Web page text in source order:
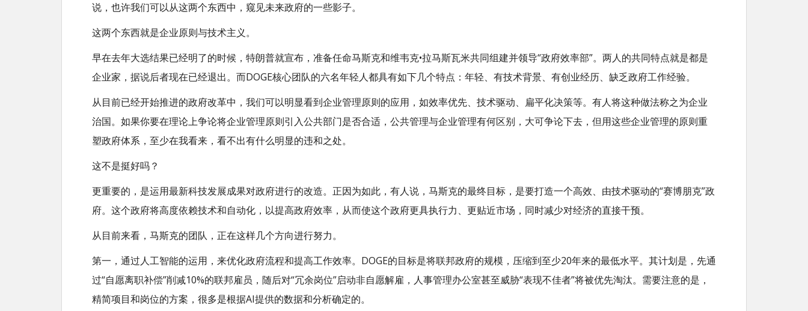
说，也许我们可以从这两个东西中，窥见未来政府的一些影子。
这两个东西就是企业原则与技术主义。
早在去年大选结果已经明了的时候，特朗普就宣布，准备任命马斯克和维韦克•拉马斯瓦米共同组建并领导“政府效率部”。两人的共同特点就是都是
企业家，据说后者现在已经退出。而DOGE核心团队的六名年轻人都具有如下几个特点：年轻、有技术背景、有创业经历、缺乏政府工作经验。
从目前已经开始推进的政府改革中，我们可以明显看到企业管理原则的应用，如效率优先、技术驱动、扁平化决策等。有人将这种做法称之为企业
治国。如果你要在理论上争论将企业管理原则引入公共部门是否合适，公共管理与企业管理有何区别，大可争论下去，但用这些企业管理的原则重
塑政府体系，至少在我看来，看不出有什么明显的违和之处。
这不是挺好吗？
更重要的，是运用最新科技发展成果对政府进行的改造。正因为如此，有人说，马斯克的最终目标，是要打造一个高效、由技术驱动的“赛博朋克”政
府。这个政府将高度依赖技术和自动化，以提高政府效率，从而使这个政府更具执行力、更贴近市场，同时减少对经济的直接干预。
从目前来看，马斯克的团队，正在这样几个方向进行努力。
第一，通过人工智能的运用，来优化政府流程和提高工作效率。DOGE的目标是将联邦政府的规模，压缩到至少20年来的最低水平。其计划是，先通
过“自愿离职补偿”削减10%的联邦雇员，随后对“冗余岗位”启动非自愿解雇，人事管理办公室甚至威胁“表现不佳者”将被优先淘汰。需要注意的是，
精简项目和岗位的方案，很多是根据AI提供的数据和分析确定的。